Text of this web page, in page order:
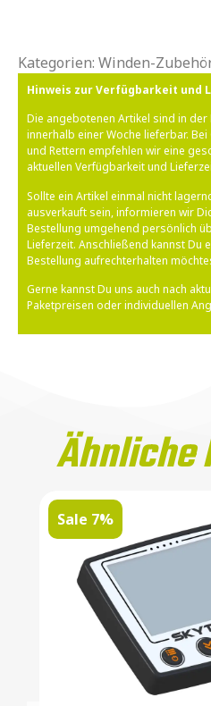
Kategorien: Winden-
Hinweis zur Verfügbarkeit und
Die angebotenen Artikel sind in
innerhalb einer Woche lieferbar.
und Rettern empfehlen wir eine
aktuellen Verfügbarkeit und
Sollte ein Artikel einmal nicht
ausverkauft sein, informieren wir
Bestellung umgehend persönlich
Lieferzeit. Anschließend kannst Du
Bestellung aufrechterhalten
Gerne kannst Du uns auch nach
Paketpreisen oder individuellen
Ähnliche
Sale 7%